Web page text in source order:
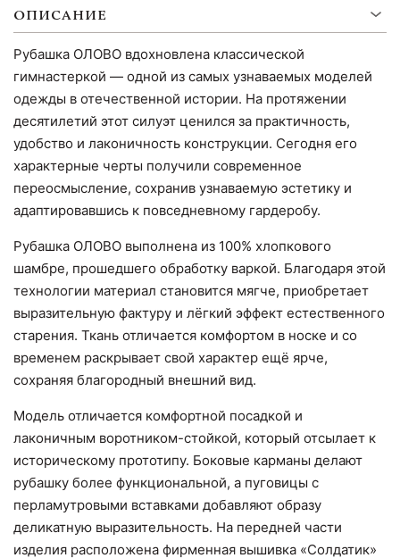
ОПИСАНИЕ
Рубашка ОЛОВО вдохновлена классической
гимнастеркой — одной из самых узнаваемых моделей
одежды в отечественной истории. На протяжении
десятилетий этот силуэт ценился за практичность,
удобство и лаконичность конструкции. Сегодня его
характерные черты получили современное
переосмысление, сохранив узнаваемую эстетику и
адаптировавшись к повседневному гардеробу.
Рубашка ОЛОВО выполнена из 100% хлопкового
шамбре, прошедшего обработку варкой. Благодаря этой
технологии материал становится мягче, приобретает
выразительную фактуру и лёгкий эффект естественного
старения. Ткань отличается комфортом в носке и со
временем раскрывает свой характер ещё ярче,
сохраняя благородный внешний вид.
Модель отличается комфортной посадкой и
лаконичным воротником-стойкой, который отсылает к
историческому прототипу. Боковые карманы делают
рубашку более функциональной, а пуговицы с
перламутровыми вставками добавляют образу
деликатную выразительность. На передней части
изделия расположена фирменная вышивка «Солдатик»